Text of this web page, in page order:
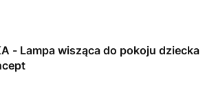
- Lampa wisząca do pokoju dziecka